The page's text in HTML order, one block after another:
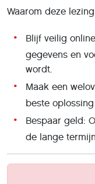
Waarom deze
Blijf veilig
gegevens en
wordt.
Maak een
beste
Bespaar geld:
de lange